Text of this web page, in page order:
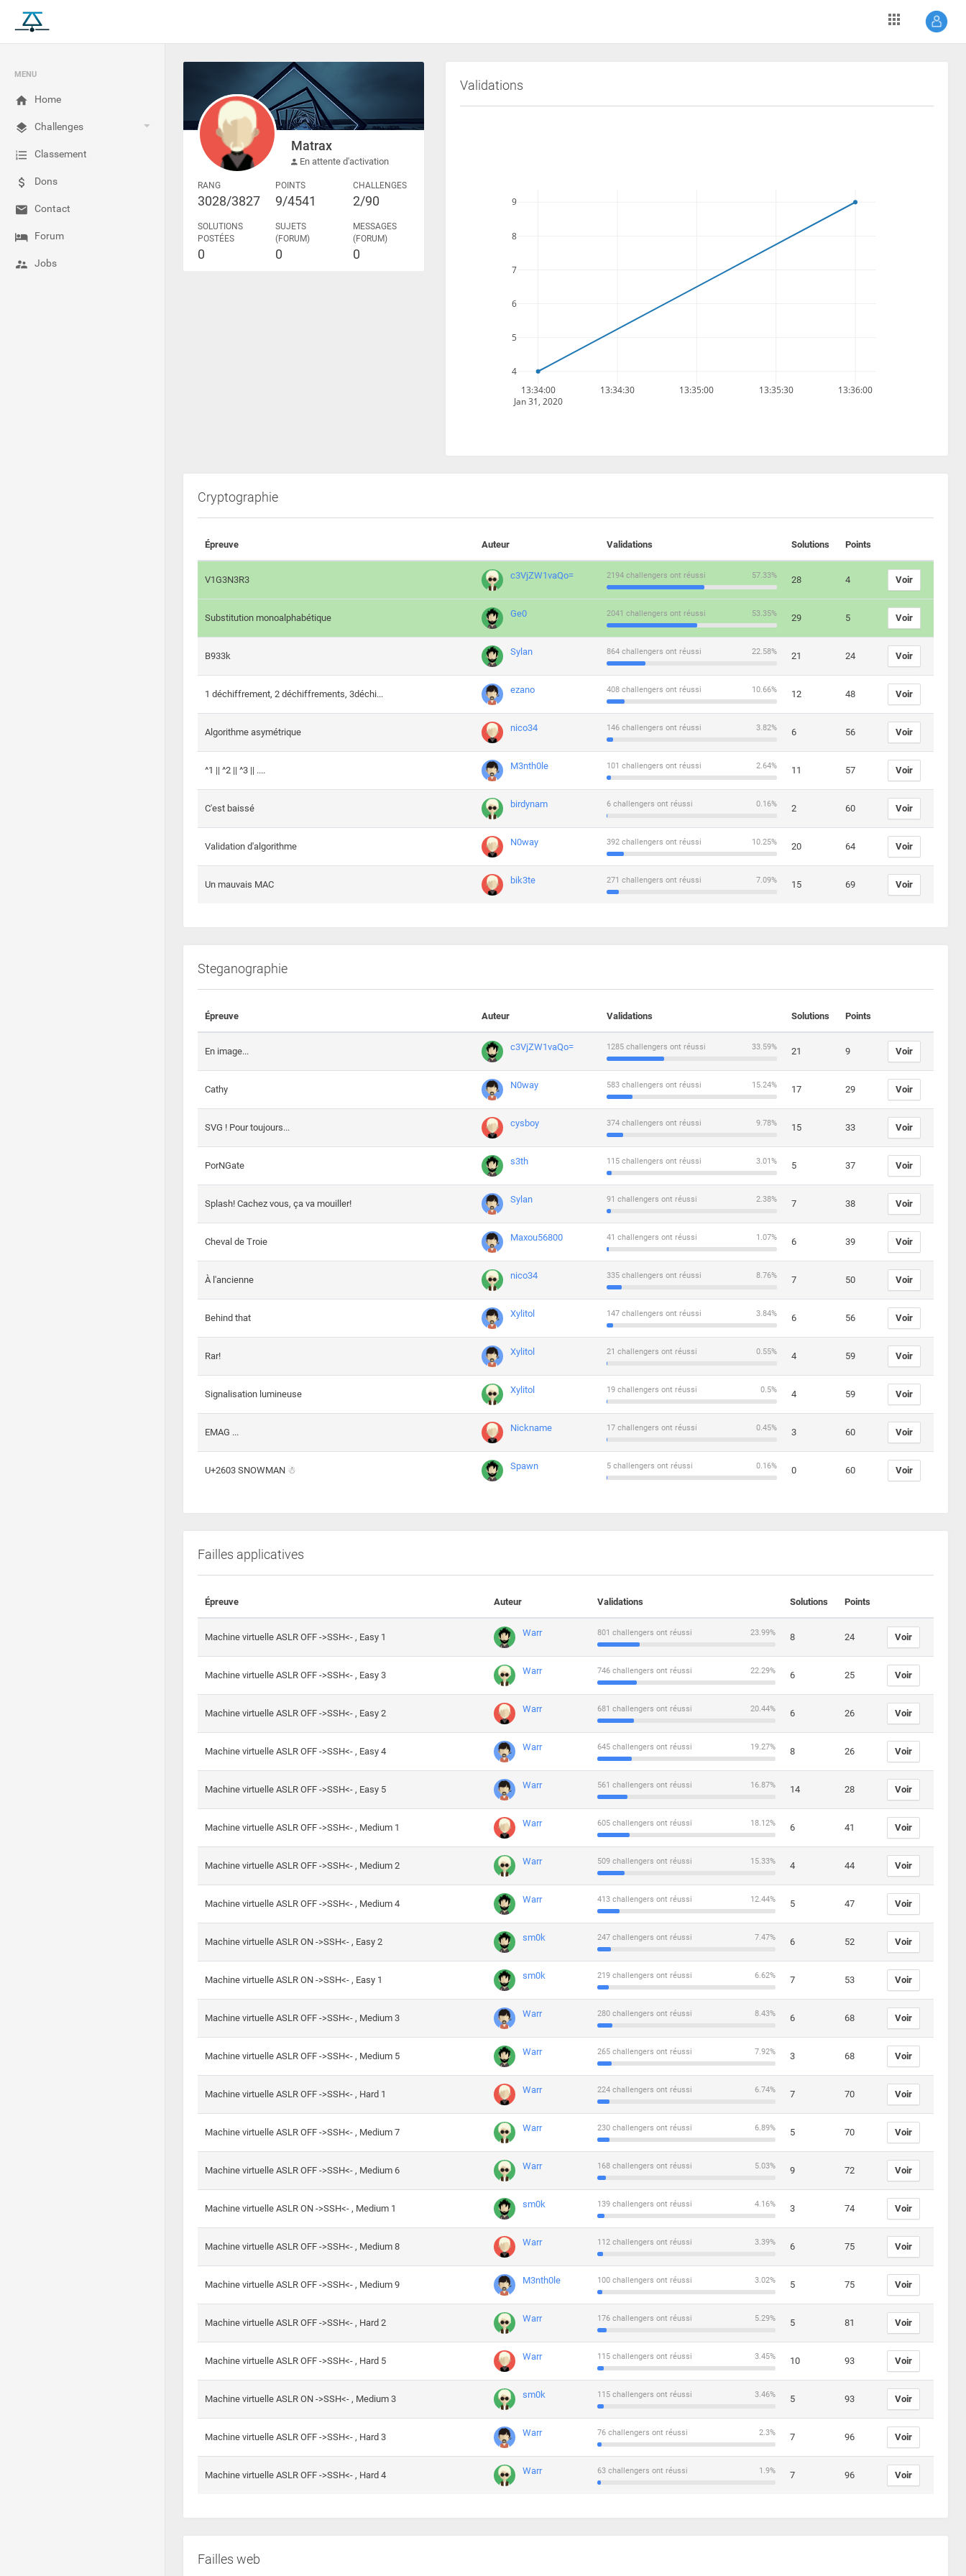
MENU
Home
Challenges
Classement
Dons
Contact
Forum
Jobs
Matrax
En attente d'activation
RANG
3028/3827
POINTS
9/4541
CHALLENGES
2/90
SOLUTIONS
POSTÉES
0
SUJETS
(FORUM)
0
MESSAGES
(FORUM)
0
Validations
13:34:00
Jan 31, 2020
13:34:30 13:35:00 13:35:30 13:36:00
4
5
6
7
8
9
Cryptographie
Épreuve Auteur Validations Solutions Points
V1G3N3R3 c3VjZW1vaQo= 57.33%
2194 challengers ont réussi 28 4 Voir
Substitution monoalphabétique Ge0 53.35%
2041 challengers ont réussi 29 5 Voir
B933k Sylan 22.58%
864 challengers ont réussi 21 24 Voir
1 déchiffrement, 2 déchiffrements, 3déchi... ezano 10.66%
408 challengers ont réussi 12 48 Voir
Algorithme asymétrique nico34 3.82%
146 challengers ont réussi 6 56 Voir
^1 || ^2 || ^3 || .... M3nth0le 2.64%
101 challengers ont réussi 11 57 Voir
C'est baissé birdynam 0.16%
6 challengers ont réussi 2 60 Voir
Validation d'algorithme N0way 10.25%
392 challengers ont réussi 20 64 Voir
Un mauvais MAC bik3te 7.09%
271 challengers ont réussi 15 69 Voir
Steganographie
Épreuve Auteur Validations Solutions Points
En image... c3VjZW1vaQo= 33.59%
1285 challengers ont réussi 21 9 Voir
Cathy N0way 15.24%
583 challengers ont réussi 17 29 Voir
SVG ! Pour toujours... cysboy 9.78%
374 challengers ont réussi 15 33 Voir
PorNGate s3th 3.01%
115 challengers ont réussi 5 37 Voir
Splash! Cachez vous, ça va mouiller! Sylan 2.38%
91 challengers ont réussi 7 38 Voir
Cheval de Troie Maxou56800 1.07%
41 challengers ont réussi 6 39 Voir
À l'ancienne nico34 8.76%
335 challengers ont réussi 7 50 Voir
Behind that Xylitol 3.84%
147 challengers ont réussi 6 56 Voir
Rar! Xylitol 0.55%
21 challengers ont réussi 4 59 Voir
Signalisation lumineuse Xylitol 0.5%
19 challengers ont réussi 4 59 Voir
EMAG ... Nickname 0.45%
17 challengers ont réussi 3 60 Voir
U+2603 SNOWMAN ☃ Spawn 0.16%
5 challengers ont réussi 0 60 Voir
Failles applicatives
Épreuve Auteur Validations Solutions Points
Machine virtuelle ASLR OFF ->SSH<- , Easy 1 Warr 23.99%
801 challengers ont réussi 8 24 Voir
Machine virtuelle ASLR OFF ->SSH<- , Easy 3 Warr 22.29%
746 challengers ont réussi 6 25 Voir
Machine virtuelle ASLR OFF ->SSH<- , Easy 2 Warr 20.44%
681 challengers ont réussi 6 26 Voir
Machine virtuelle ASLR OFF ->SSH<- , Easy 4 Warr 19.27%
645 challengers ont réussi 8 26 Voir
Machine virtuelle ASLR OFF ->SSH<- , Easy 5 Warr 16.87%
561 challengers ont réussi 14 28 Voir
Machine virtuelle ASLR OFF ->SSH<- , Medium 1 Warr 18.12%
605 challengers ont réussi 6 41 Voir
Machine virtuelle ASLR OFF ->SSH<- , Medium 2 Warr 15.33%
509 challengers ont réussi 4 44 Voir
Machine virtuelle ASLR OFF ->SSH<- , Medium 4 Warr 12.44%
413 challengers ont réussi 5 47 Voir
Machine virtuelle ASLR ON ->SSH<- , Easy 2 sm0k 7.47%
247 challengers ont réussi 6 52 Voir
Machine virtuelle ASLR ON ->SSH<- , Easy 1 sm0k 6.62%
219 challengers ont réussi 7 53 Voir
Machine virtuelle ASLR OFF ->SSH<- , Medium 3 Warr 8.43%
280 challengers ont réussi 6 68 Voir
Machine virtuelle ASLR OFF ->SSH<- , Medium 5 Warr 7.92%
265 challengers ont réussi 3 68 Voir
Machine virtuelle ASLR OFF ->SSH<- , Hard 1 Warr 6.74%
224 challengers ont réussi 7 70 Voir
Machine virtuelle ASLR OFF ->SSH<- , Medium 7 Warr 6.89%
230 challengers ont réussi 5 70 Voir
Machine virtuelle ASLR OFF ->SSH<- , Medium 6 Warr 5.03%
168 challengers ont réussi 9 72 Voir
Machine virtuelle ASLR ON ->SSH<- , Medium 1 sm0k 4.16%
139 challengers ont réussi 3 74 Voir
Machine virtuelle ASLR OFF ->SSH<- , Medium 8 Warr 3.39%
112 challengers ont réussi 6 75 Voir
Machine virtuelle ASLR OFF ->SSH<- , Medium 9 M3nth0le 3.02%
100 challengers ont réussi 5 75 Voir
Machine virtuelle ASLR OFF ->SSH<- , Hard 2 Warr 5.29%
176 challengers ont réussi 5 81 Voir
Machine virtuelle ASLR OFF ->SSH<- , Hard 5 Warr 3.45%
115 challengers ont réussi 10 93 Voir
Machine virtuelle ASLR ON ->SSH<- , Medium 3 sm0k 3.46%
115 challengers ont réussi 5 93 Voir
Machine virtuelle ASLR OFF ->SSH<- , Hard 3 Warr 2.3%
76 challengers ont réussi 7 96 Voir
Machine virtuelle ASLR OFF ->SSH<- , Hard 4 Warr 1.9%
63 challengers ont réussi 7 96 Voir
Failles web